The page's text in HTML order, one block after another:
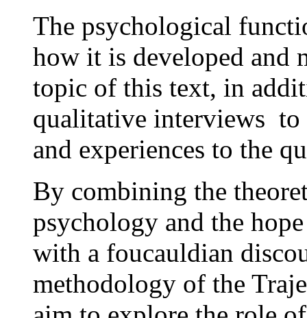
The psychological
how it is developed and
topic of this text, in
qualitative interviews to
and experiences to the
By combining the
psychology and the
with a foucauldian
methodology of the